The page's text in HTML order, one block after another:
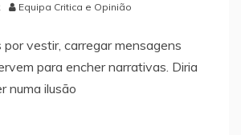
Equipa Critica e Opinião
vestir, carregar mensagens
para encher narrativas. Diria
numa ilusão